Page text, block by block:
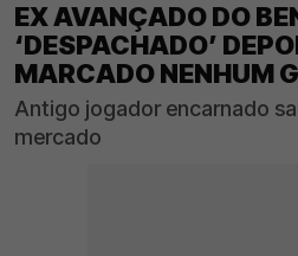
EX AVANÇADO DO
‘DESPACHADO’
MARCADO NENHUM
Antigo jogador encarnado
mercado